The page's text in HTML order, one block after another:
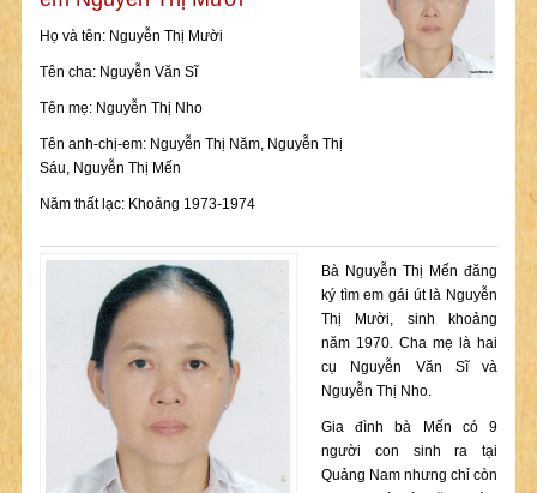
Họ và tên: Nguyễn Thị Mười
Tên cha: Nguyễn Văn Sĩ
Tên mẹ: Nguyễn Thị Nho
Tên anh-chị-em: Nguyễn Thị Năm, Nguyễn Thị
Sáu, Nguyễn Thị Mến
Năm thất lạc: Khoảng 1973-1974
Bà Nguyễn Thị Mến đăng
ký tìm em gái út là Nguyễn
Thị Mười, sinh khoảng
năm 1970. Cha mẹ là hai
cụ Nguyễn Văn Sĩ và
Nguyễn Thị Nho.
Gia đình bà Mến có 9
người con sinh ra tại
Quảng Nam nhưng chỉ còn